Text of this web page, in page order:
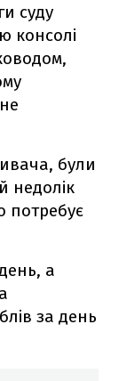
суду
консолі
були
недолік
потребує
а
за день